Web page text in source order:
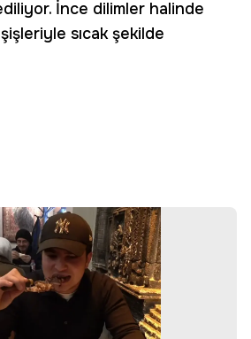
İnce dilimler halinde
sıcak şekilde